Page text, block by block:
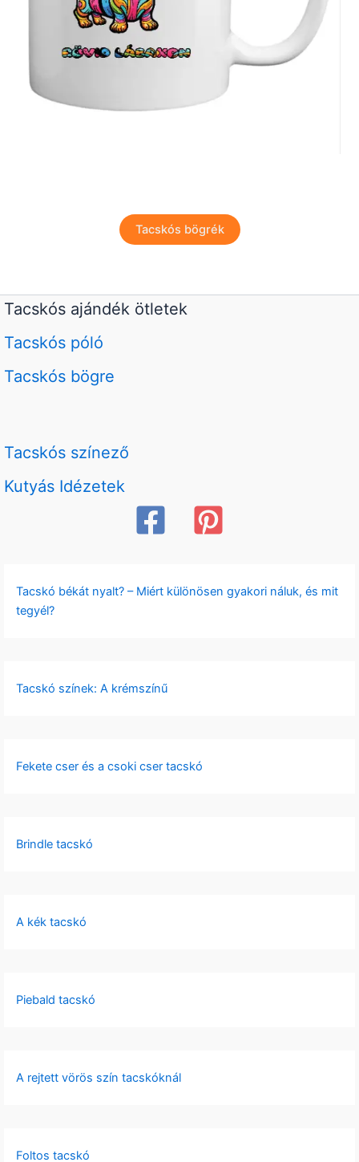
Tacskós bögrék
Tacskós ajándék ötletek
Tacskós póló
Tacskós bögre
Tacskós színező
Kutyás Idézetek
Tacskó békát nyalt? – Miért különösen gyakori náluk, és mit
tegyél?
Tacskó színek: A krémszínű
Fekete cser és a csoki cser tacskó
Brindle tacskó
A kék tacskó
Piebald tacskó
A rejtett vörös szín tacskóknál
Foltos tacskó